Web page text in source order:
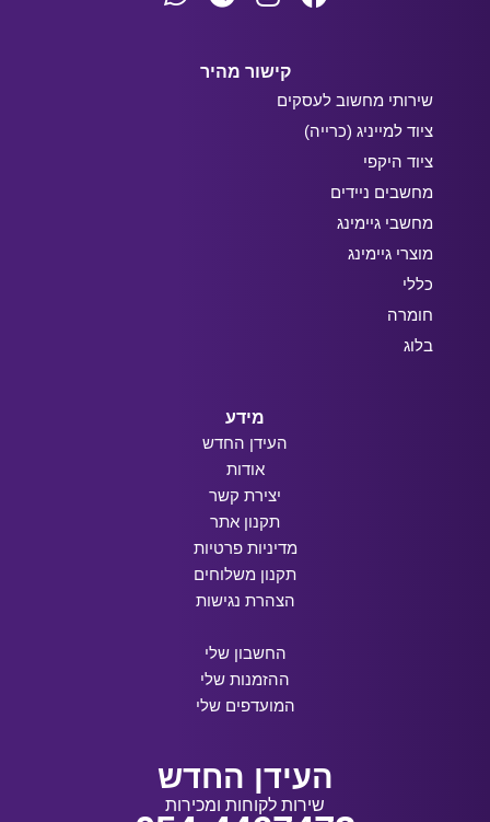
קישור מהיר
שירותי מחשוב לעסקים
ציוד למייניג (כרייה)
ציוד היקפי
מחשבים ניידים
מחשבי גיימינג
מוצרי גיימינג
כללי
חומרה
בלוג
מידע
העידן החדש
אודות
יצירת קשר
תקנון אתר
מדיניות פרטיות
תקנון משלוחים
הצהרת נגישות
החשבון שלי
ההזמנות שלי
המועדפים שלי
העידן החדש
שירות לקוחות ומכירות